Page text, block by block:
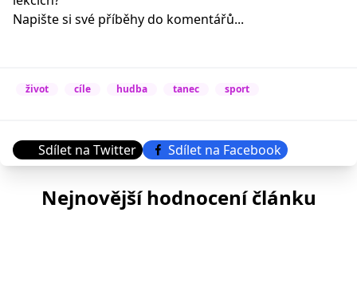
Napište si své příběhy do komentářů...
život cíle hudba tanec sport
Sdílet na Twitter Sdílet na Facebook
Nejnovější hodnocení článku